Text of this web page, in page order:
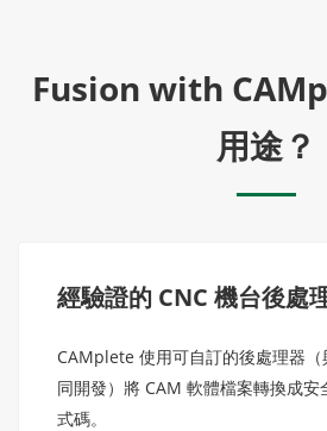
Fusion with
用途？
經驗證的 CNC 機台後處
CAMplete 使用可自訂的後處理器
同開發）將 CAM 軟體檔案轉換成安
式碼。